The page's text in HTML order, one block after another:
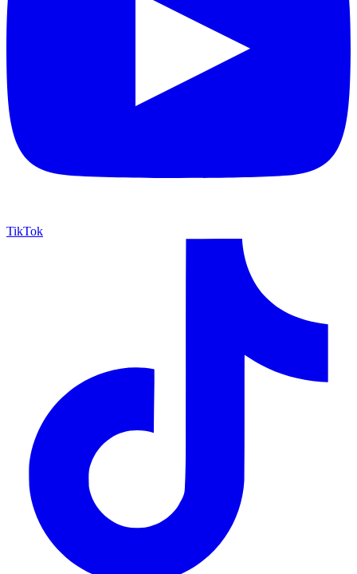
TikTok